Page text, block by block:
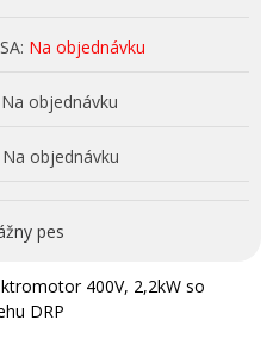
Na objednávku
Na objednávku
Na objednávku
pes
400V, 2,2kW so
DRP